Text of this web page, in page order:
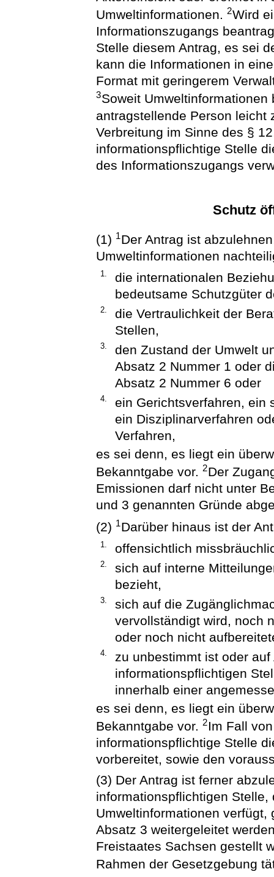
Umweltinformationen.2Wird
Informationszugangs
Stelle diesem Antrag, es sei
kann die Informationen in
Format mit geringerem
3Soweit
antragstellende Person leicht
Verbreitung im Sinne des §
informationspflichtige Stelle
des Informationszugangs
Schutz
(1) 1Der Antrag ist
Umweltinformationen
1.
die internationalen
bedeutsame Schutzgüter
2.
die Vertraulichkeit der
Stellen,
3.
den Zustand der Umwelt
Absatz 2 Nummer 1 oder
Absatz 2 Nummer 6 oder
4.
ein Gerichtsverfahren, ein
ein Disziplinarverfahren
Verfahren,
es sei denn, es liegt ein
Bekanntgabe vor.2Der
Emissionen darf nicht unter
und 3 genannten Gründe
(2) 1Darüber hinaus ist der
1. offensichtlich
2.
sich auf interne
bezieht,
3.
sich auf die
vervollständigt wird, noch
oder noch nicht
4.
zu unbestimmt ist oder
informationspflichtigen
innerhalb einer
es sei denn, es liegt ein
Bekanntgabe vor.2Im Fall
informationspflichtige Stelle
vorbereitet, sowie den
(3) Der Antrag ist ferner
informationspflichtigen
Umweltinformationen
Absatz 3 weitergeleitet
Freistaates Sachsen gestellt
Rahmen der Gesetzgebung